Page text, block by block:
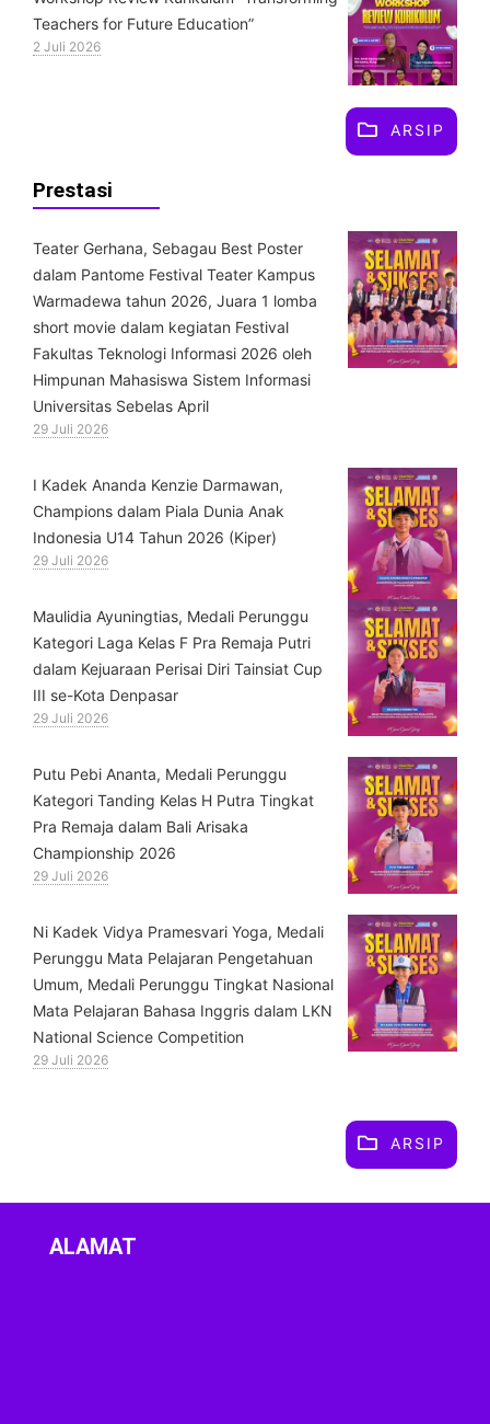
Teachers for Future Education”
2 Juli 2026
ARSIP
Prestasi
Teater Gerhana, Sebagau Best Poster
dalam Pantome Festival Teater Kampus
Warmadewa tahun 2026, Juara 1 lomba
short movie dalam kegiatan Festival
Fakultas Teknologi Informasi 2026 oleh
Himpunan Mahasiswa Sistem Informasi
Universitas Sebelas April
29 Juli 2026
⁠I Kadek Ananda Kenzie Darmawan,
Champions dalam Piala Dunia Anak
Indonesia U14 Tahun 2026 (Kiper)
29 Juli 2026
⁠Maulidia Ayuningtias, Medali Perunggu
Kategori Laga Kelas F Pra Remaja Putri
dalam Kejuaraan Perisai Diri Tainsiat Cup
III se-Kota Denpasar
29 Juli 2026
Putu Pebi Ananta, Medali Perunggu
Kategori Tanding Kelas H Putra Tingkat
Pra Remaja dalam Bali Arisaka
Championship 2026
29 Juli 2026
⁠Ni Kadek Vidya Pramesvari Yoga, Medali
Perunggu Mata Pelajaran Pengetahuan
Umum, Medali Perunggu Tingkat Nasional
Mata Pelajaran Bahasa Inggris dalam LKN
National Science Competition
29 Juli 2026
ARSIP
ALAMAT